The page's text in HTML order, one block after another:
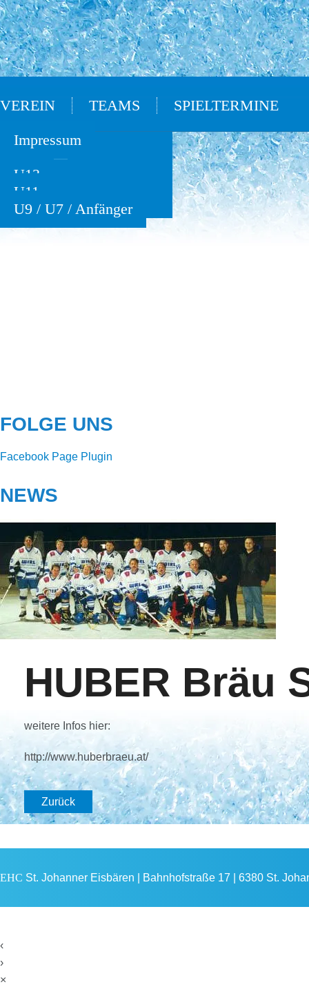
VEREIN TEAMS
Oldies
U13
U11
U9 / U7 / Anfänger
SPIELTERMINE
Impressum
FOLGE UNS
Facebook Page Plugin
NEWS
HUBER Bräu
weitere Infos hier:
http://www.huberbraeu.at/
Zurück
EHC St. Johanner Eisbären | Bahnhofstraße 17 | 6380 St.
‹
›
×